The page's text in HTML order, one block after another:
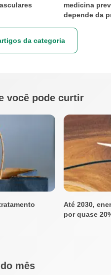
medicina
depende da
da categoria
você pode curtir
Até 2030,
por quase
mês